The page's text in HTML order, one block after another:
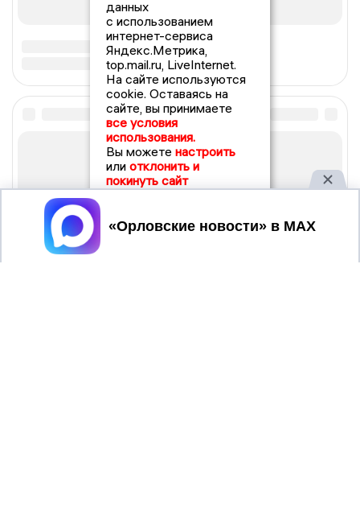
данных
с использованием
интернет-сервиса
Яндекс.Метрика,
top.mail.ru, LiveInternet.
На сайте используются
cookie. Оставаясь на
сайте, вы принимаете
все условия
использования.
Вы можете настроить
или отклонить и
покинуть сайт
Принять